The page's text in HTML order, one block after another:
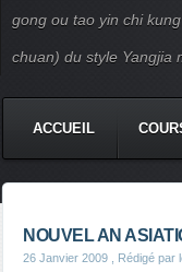
gong ou tao yin chi
chuan) du style Yangjia
ACCUEIL
NOUVEL AN
26 Janvier 2009 , Rédigé par